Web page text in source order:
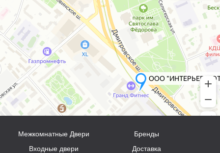
Межкомнатные Двери
Входные двери
Бренды
Доставка